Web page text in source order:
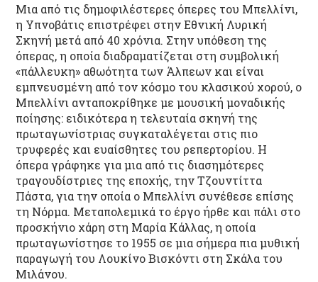
Μια από τις δημοφιλέστερες όπερες του Μπελλίνι,
η Υπνοβάτις επιστρέφει στην Εθνική Λυρική
Σκηνή μετά από 40 χρόνια. Στην υπόθεση της
όπερας, η οποία διαδραματίζεται στη συμβολική
«πάλλευκη» αθωότητα των Άλπεων και είναι
εμπνευσμένη από τον κόσμο του κλασικού χορού, ο
Μπελλίνι ανταποκρίθηκε με μουσική μοναδικής
ποίησης: ειδικότερα η τελευταία σκηνή της
πρωταγωνίστριας συγκαταλέγεται στις πιο
τρυφερές και ευαίσθητες του ρεπερτορίου. Η
όπερα γράφηκε για μια από τις διασημότερες
τραγουδίστριες της εποχής, την Τζουντίττα
Πάστα, για την οποία ο Μπελλίνι συνέθεσε επίσης
τη Νόρμα. Μεταπολεμικά το έργο ήρθε και πάλι στο
προσκήνιο χάρη στη Μαρία Κάλλας, η οποία
πρωταγωνίστησε το 1955 σε μια σήμερα πια μυθική
παραγωγή του Λουκίνο Βισκόντι στη Σκάλα του
Μιλάνου.